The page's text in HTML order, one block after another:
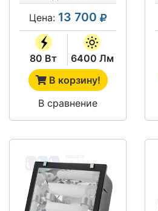
Цена: 13 700
80 Вт
6400 Лм
В корзину!
В сравнение